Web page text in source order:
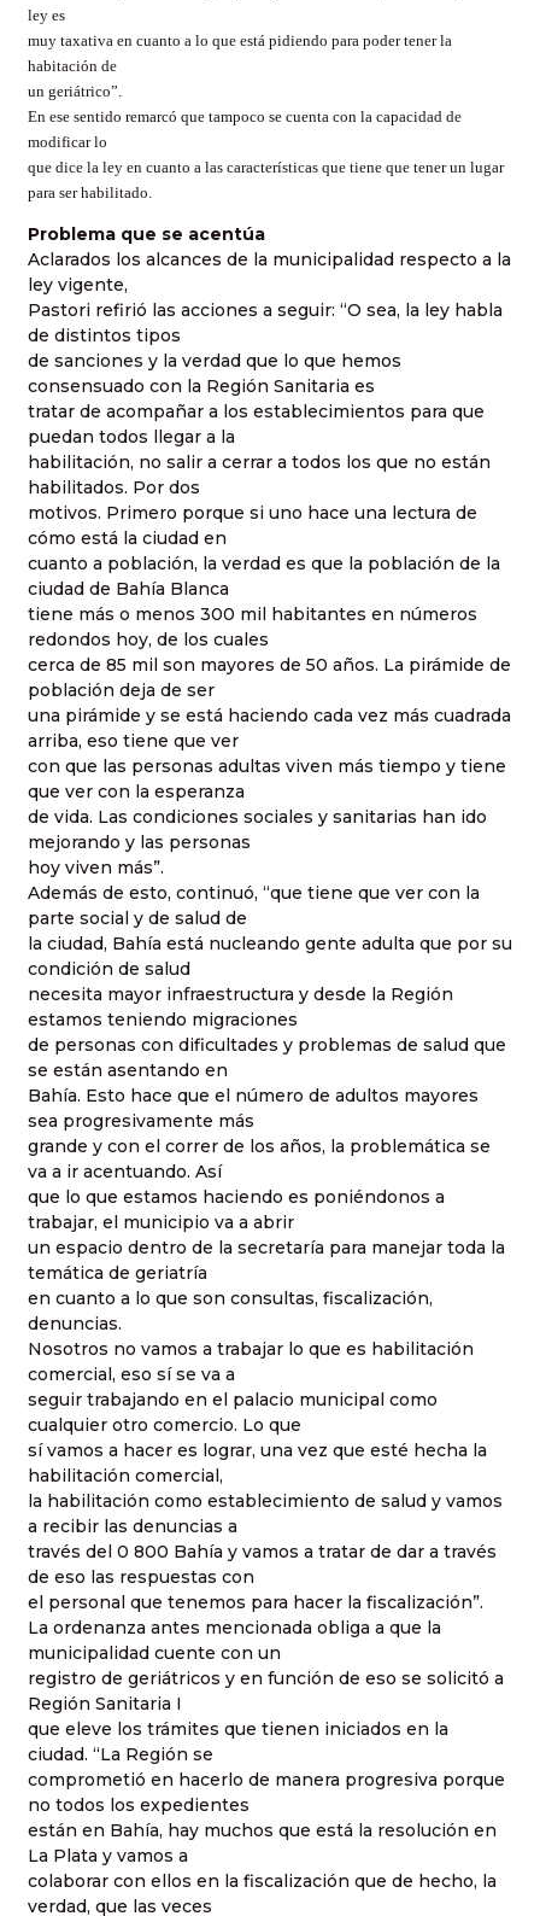
ley es
muy taxativa en cuanto a lo que está pidiendo para poder tener la
habitación de
un geriátrico”.
En ese sentido remarcó que tampoco se cuenta con la capacidad de
modificar lo
que dice la ley en cuanto a las características que tiene que tener un lugar
para ser habilitado.
Problema que se acentúa
Aclarados los alcances de la municipalidad respecto a la
ley vigente,
Pastori refirió las acciones a seguir: “O sea, la ley habla
de distintos tipos
de sanciones y la verdad que lo que hemos
consensuado con la Región Sanitaria es
tratar de acompañar a los establecimientos para que
puedan todos llegar a la
habilitación, no salir a cerrar a todos los que no están
habilitados. Por dos
motivos. Primero porque si uno hace una lectura de
cómo está la ciudad en
cuanto a población, la verdad es que la población de la
ciudad de Bahía Blanca
tiene más o menos 300 mil habitantes en números
redondos hoy, de los cuales
cerca de 85 mil son mayores de 50 años. La pirámide de
población deja de ser
una pirámide y se está haciendo cada vez más cuadrada
arriba, eso tiene que ver
con que las personas adultas viven más tiempo y tiene
que ver con la esperanza
de vida. Las condiciones sociales y sanitarias han ido
mejorando y las personas
hoy viven más”.
Además de esto, continuó, “que tiene que ver con la
parte social y de salud de
la ciudad, Bahía está nucleando gente adulta que por su
condición de salud
necesita mayor infraestructura y desde la Región
estamos teniendo migraciones
de personas con dificultades y problemas de salud que
se están asentando en
Bahía. Esto hace que el número de adultos mayores
sea progresivamente más
grande y con el correr de los años, la problemática se
va a ir acentuando. Así
que lo que estamos haciendo es poniéndonos a
trabajar, el municipio va a abrir
un espacio dentro de la secretaría para manejar toda la
temática de geriatría
en cuanto a lo que son consultas, fiscalización,
denuncias.
Nosotros no vamos a trabajar lo que es habilitación
comercial, eso sí se va a
seguir trabajando en el palacio municipal como
cualquier otro comercio. Lo que
sí vamos a hacer es lograr, una vez que esté hecha la
habilitación comercial,
la habilitación como establecimiento de salud y vamos
a recibir las denuncias a
través del 0 800 Bahía y vamos a tratar de dar a través
de eso las respuestas con
el personal que tenemos para hacer la fiscalización”.
La ordenanza antes mencionada obliga a que la
municipalidad cuente con un
registro de geriátricos y en función de eso se solicitó a
Región Sanitaria I
que eleve los trámites que tienen iniciados en la
ciudad. “La Región se
comprometió en hacerlo de manera progresiva porque
no todos los expedientes
están en Bahía, hay muchos que está la resolución en
La Plata y vamos a
colaborar con ellos en la fiscalización que de hecho, la
verdad, que las veces